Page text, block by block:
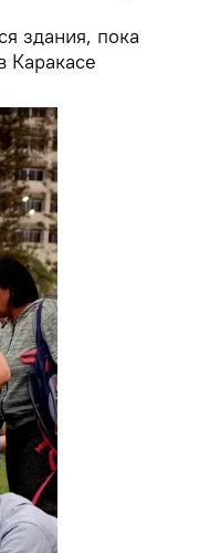
здания, пока
Каракасе